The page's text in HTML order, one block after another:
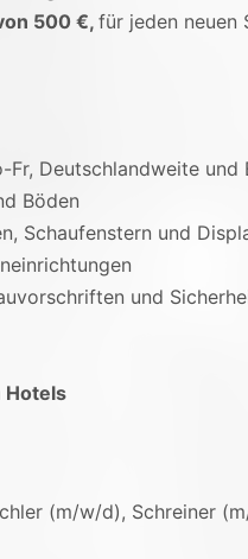
500 €,für jeden neuen
Deutschlandweite und
Böden
Schaufenstern und
und
Hotels
(m/w/d), Schreiner